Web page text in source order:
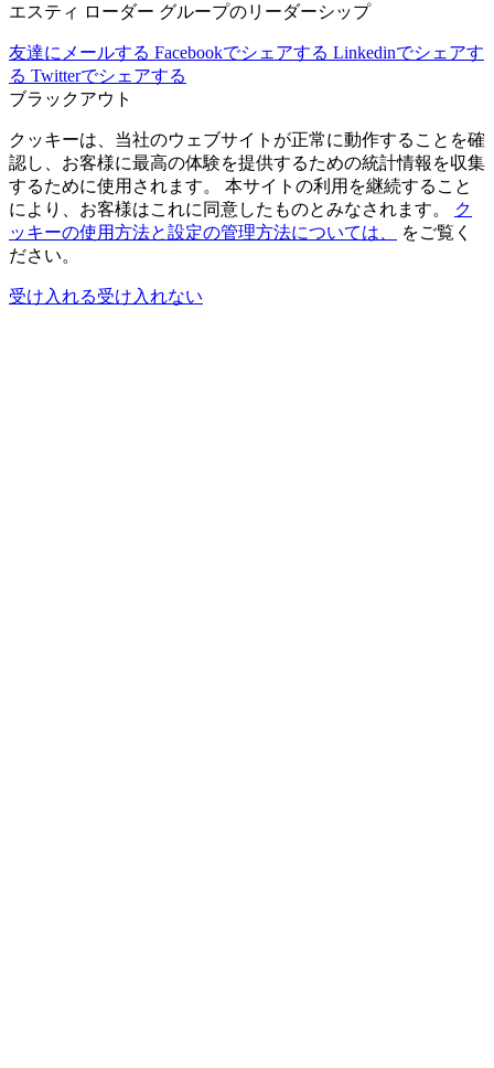
エスティ ローダー グループのリーダーシップ
友達にメールする Facebookでシェアする Linkedinでシェアす
る Twitterでシェアする
ブラックアウト
クッキーは、当社のウェブサイトが正常に動作することを確
認し、お客様に最高の体験を提供するための統計情報を収集
するために使用されます。 本サイトの利用を継続すること
により、お客様はこれに同意したものとみなされます。
ク
ッキーの使用方法と設定の管理方法については、
をご覧く
ださい。
受け入れる受け入れない